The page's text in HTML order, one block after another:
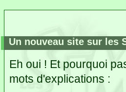
Un nouveau site sur les
Eh oui ! Et pourquoi
mots d'explications :